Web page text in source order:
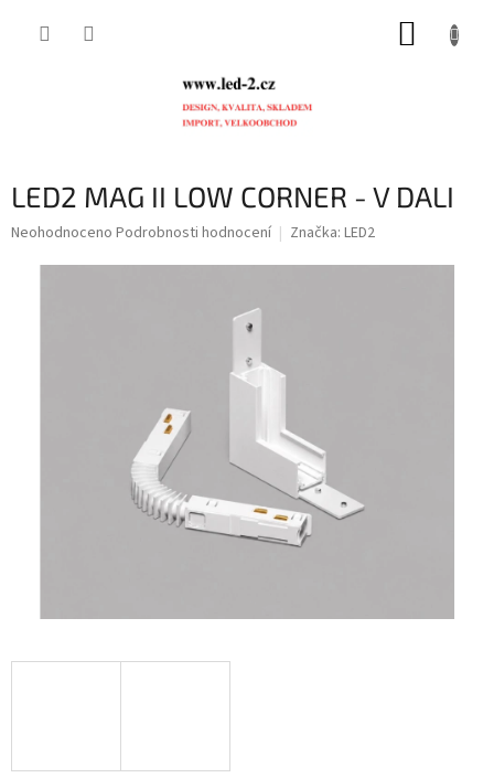
LED2 MAG II LOW CORNER - V DALI
Průměrné
Neohodnoceno Podrobnosti hodnocení Značka: LED2